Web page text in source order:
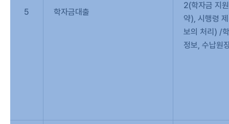
5 학자금대출
2(학자금 지
약), 시행령
보의 처리) /
정보, 수납원